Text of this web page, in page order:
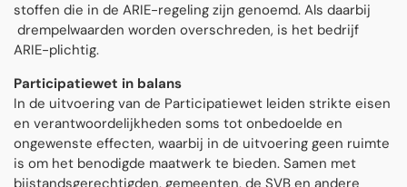
stoffen die in de ARIE-regeling zijn genoemd. Als daarbij
drempelwaarden worden overschreden, is het bedrijf
ARIE-plichtig.
Participatiewet in balans
In de uitvoering van de Participatiewet leiden strikte eisen
en verantwoordelijkheden soms tot onbedoelde en
ongewenste effecten, waarbij in de uitvoering geen ruimte
is om het benodigde maatwerk te bieden. Samen met
bijstandsgerechtigden, gemeenten, de SVB en andere